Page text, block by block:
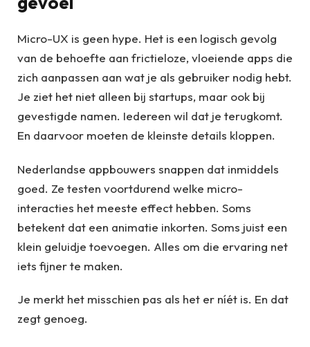
Micro-UX is geen hype. Het is een logisch gevolg
van de behoefte aan frictieloze, vloeiende apps die
zich aanpassen aan wat je als gebruiker nodig hebt.
Je ziet het niet alleen bij startups, maar ook bij
gevestigde namen. Iedereen wil dat je terugkomt.
En daarvoor moeten de kleinste details kloppen.
Nederlandse appbouwers snappen dat inmiddels
goed. Ze testen voortdurend welke micro-
interacties het meeste effect hebben. Soms
betekent dat een animatie inkorten. Soms juist een
klein geluidje toevoegen. Alles om die ervaring net
iets fijner te maken.
Je merkt het misschien pas als het er níét is. En dat
zegt genoeg.